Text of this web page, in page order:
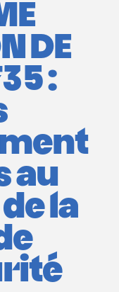
DE
:
au
la